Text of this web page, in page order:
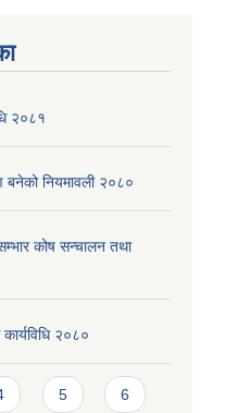
२०८१
बनेको नियमावली २०८०
कोष सन्चालन तथा
२०८०
5 6